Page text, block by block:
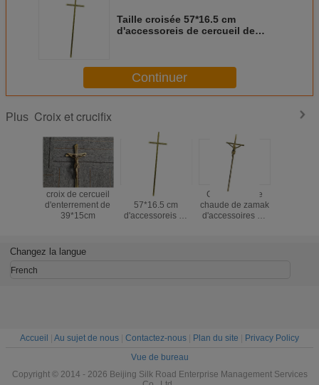
Taille croisée 57*16.5 cm
d'accessoreis de cercueil de
Continuer
Plus Croix et crucifix
croix de cercueil
d'enterrement de
39*15cm
Taille croisée
57*16.5 cm
d'accessoreis de
Croix de vente
chaude de zamak
d'accessoires du
Changez la langue
French
Accueil Au sujet de nous Contactez-nous Plan du site
Privacy Policy
Vue de bureau
Copyright © 2014 - 2026 Beijing Silk Road Enterprise Management Services